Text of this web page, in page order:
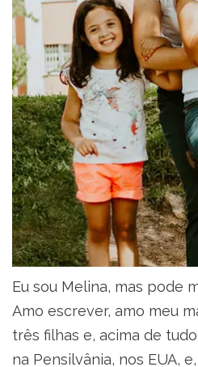
Eu sou Melina, mas pode
Amo escrever, amo meu
três filhas e, acima de
na Pensilvânia, nos EUA,